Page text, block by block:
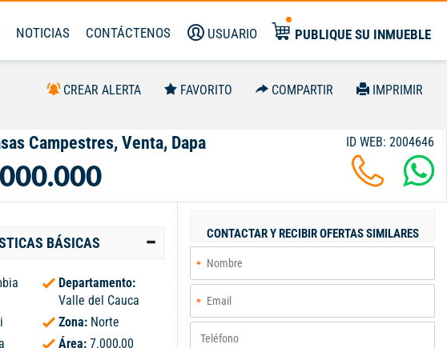
NOTICIAS CONTÁCTENOS USUARIO PUBLIQUE SU INMUEBLE
CREAR ALERTA FAVORITO COMPARTIR IMPRIMIR
Campestres, Venta, Dapa ID WEB: 2004646
BÁSICAS
Departamento:
Valle del Cauca
Zona: Norte
Área: 7.000,00
CONTACTAR Y RECIBIR OFERTAS SIMILARES